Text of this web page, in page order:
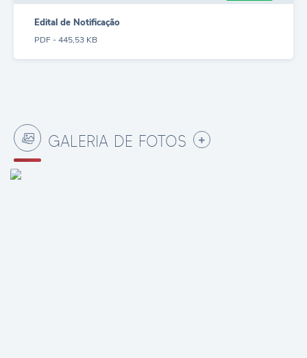
Edital de Notificação
PDF - 445,53 KB
GALERIA DE FOTOS